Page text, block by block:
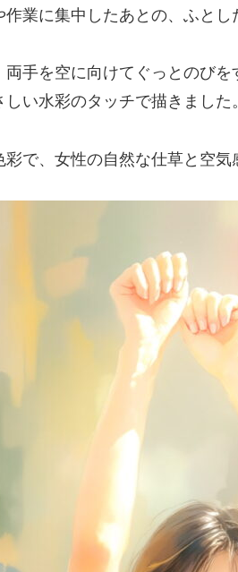
業に集中したあとの、ふとし
手を空に向けてぐっとのびを
い水彩のタッチで描きました。
で、女性の自然な仕草と空気